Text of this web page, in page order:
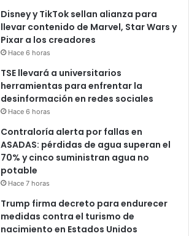
Disney y TikTok sellan alianza para
llevar contenido de Marvel, Star Wars y
Pixar a los creadores
Hace 6 horas
TSE llevará a universitarios
herramientas para enfrentar la
desinformación en redes sociales
Hace 6 horas
Contraloría alerta por fallas en
ASADAS: pérdidas de agua superan el
70% y cinco suministran agua no
potable
Hace 7 horas
Trump firma decreto para endurecer
medidas contra el turismo de
nacimiento en Estados Unidos